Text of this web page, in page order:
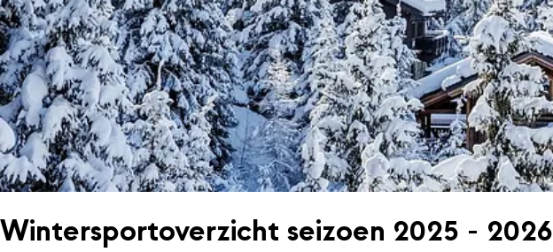
Wintersportoverzicht seizoen 2025 - 2026